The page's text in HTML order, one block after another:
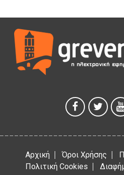
Θερινό Σινεμά στο πλαίσιο του
Καλοκαιριού 2026» με την
Ανάσες».
5 Αυγούστου 2026
5 Αυγούστου 2026
Αρχική Όροι Χρήσης
Πολιτική Cookies